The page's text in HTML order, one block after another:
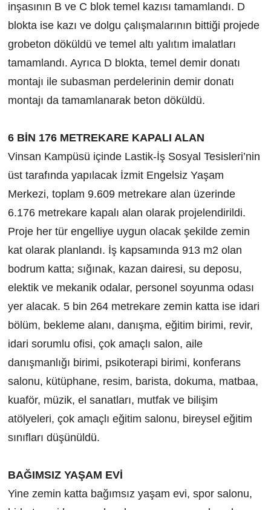
inşasının B ve C blok temel kazısı tamamlandı. D
blokta ise kazı ve dolgu çalışmalarının bittiği projede
grobeton döküldü ve temel altı yalıtım imalatları
tamamlandı. Ayrıca D blokta, temel demir donatı
montajı ile subasman perdelerinin demir donatı
montajı da tamamlanarak beton döküldü.
6 BİN 176 METREKARE KAPALI ALAN
Vinsan Kampüsü içinde Lastik-İş Sosyal Tesisleri’nin
üst tarafında yapılacak İzmit Engelsiz Yaşam
Merkezi, toplam 9.609 metrekare alan üzerinde
6.176 metrekare kapalı alan olarak projelendirildi.
Proje her tür engelliye uygun olacak şekilde zemin
kat olarak planlandı. İş kapsamında 913 m2 olan
bodrum katta; sığınak, kazan dairesi, su deposu,
elektik ve mekanik odalar, personel soyunma odası
yer alacak. 5 bin 264 metrekare zemin katta ise idari
bölüm, bekleme alanı, danışma, eğitim birimi, revir,
idari sorumlu ofisi, çok amaçlı salon, aile
danışmanlığı birimi, psikoterapi birimi, konferans
salonu, kütüphane, resim, barista, dokuma, matbaa,
kuaför, müzik, el sanatları, mutfak ve bilişim
atölyeleri, çok amaçlı eğitim salonu, bireysel eğitim
sınıfları düşünüldü.
BAĞIMSIZ YAŞAM EVİ
Yine zemin katta bağımsız yaşam evi, spor salonu,